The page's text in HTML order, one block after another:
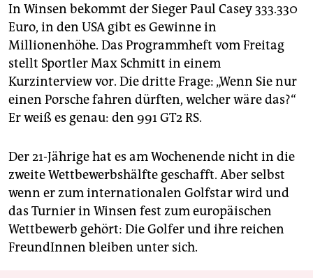
In Winsen bekommt der Sieger Paul Casey 333.330
Euro, in den USA gibt es Gewinne in
Millionenhöhe. Das Programmheft vom Freitag
stellt Sportler Max Schmitt in einem
Kurzinterview vor. Die dritte Frage: „Wenn Sie nur
einen Porsche fahren dürften, welcher wäre das?“
Er weiß es genau: den 991 GT2 RS.
Der 21-Jährige hat es am Wochenende nicht in die
zweite Wettbewerbshälfte geschafft. Aber selbst
wenn er zum internationalen Golfstar wird und
das Turnier in Winsen fest zum europäischen
Wettbewerb gehört: Die Golfer und ihre reichen
FreundInnen bleiben unter sich.